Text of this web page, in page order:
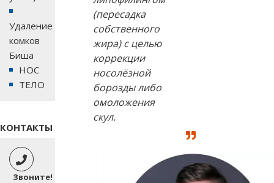
Удаление
комков
Биша
НОС
ТЕЛО
КОНТАКТЫ
Звоните!
(пересадка
собственного
жира) с целью
коррекции
носолёзной
борозды либо
омоложения
скул.